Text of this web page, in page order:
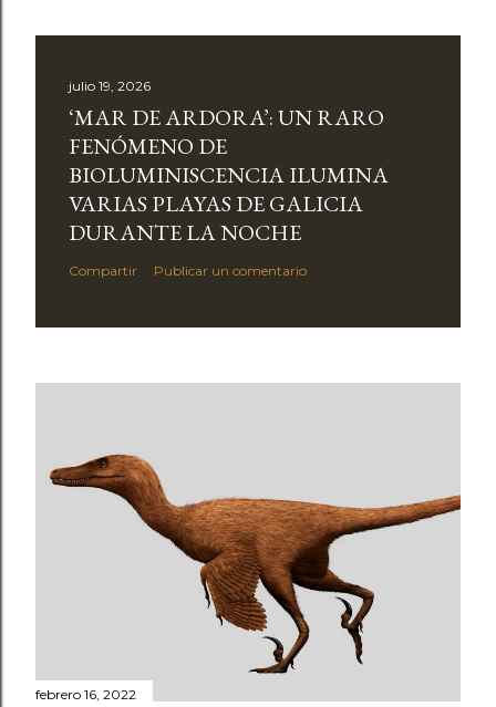
julio 19, 2026
‘MAR DE ARDORA’: UN RARO
FENÓMENO DE
BIOLUMINISCENCIA ILUMINA
VARIAS PLAYAS DE GALICIA
DURANTE LA NOCHE
Compartir Publicar un comentario
febrero 16, 2022